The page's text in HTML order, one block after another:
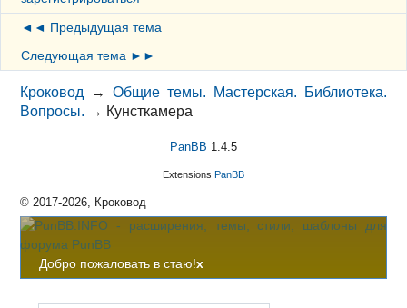
◄◄ Предыдущая тема
Следующая тема ►►
Кроковод →Общие темы. Мастерская. Библиотека.
Вопросы. → Кунсткамера
PanBB 1.4.5
Extensions PanBB
© 2017-2026, Кроковод
Добро пожаловать в стаю!x